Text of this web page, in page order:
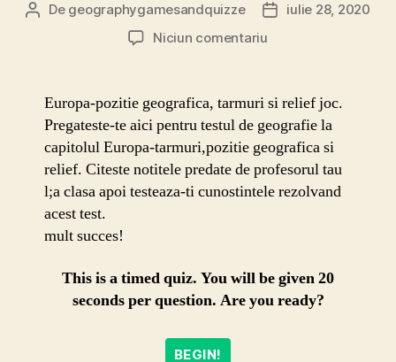
Autor
De geographygamesandquizze
Datăiulie 28, 2020
Niciun comentariula
geografica,
si
relief
joc
Europa-pozitie geografica, tarmuri si relief joc.
Pregateste-te aici pentru testul de geografie la
capitolul Europa-tarmuri,pozitie geografica si
relief. Citeste notitele predate de profesorul tau
l;a clasa apoi testeaza-ti cunostintele rezolvand
acest test.
mult succes!
This is a timed quiz. You will be given 20
seconds per question. Are you ready?
BEGIN!